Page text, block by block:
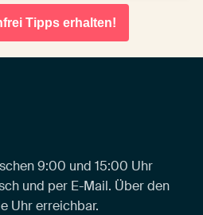
Tipps erhalten!
9:00 und 15:00 Uhr
und per E-Mail. Über den
Uhr erreichbar.